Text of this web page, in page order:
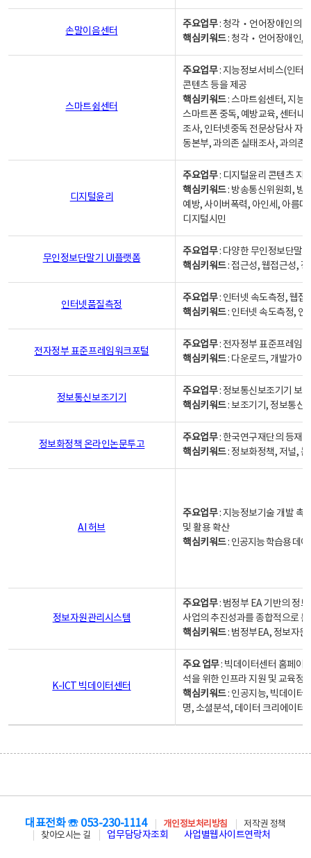
손말이음센터
주요업무: 청각‧언어장애인의
핵심키워드: 청각‧언어장애인,
스마트쉼센터
주요업무: 지능정보서비스(인터
콘텐츠 등을 제공
핵심키워드: 스마트쉼센터, 지능
스마트폰 중독, 예방교육, 센터내
조사, 인터넷중독 전문상담사 자
동본부, 과의존 실태조사, 과의존
디지털윤리
주요업무: 디지털윤리 콘텐츠 지
핵심키워드: 방송통신위원회, 방
예방, 사이버폭력, 아인세, 아름
디지털시민
무인정보단말기 UI플랫폼
주요업무: 다양한 무인정보단말
핵심키워드: 접근성, 웹접근성,
인터넷품질측정
주요업무: 인터넷 속도측정, 웹접
핵심키워드: 인터넷 속도측정, 인
전자정부 표준프레임워크포털
주요업무: 전자정부 표준프레임
핵심키워드: 다운로드, 개발가이
정보통신보조기기
주요업무: 정보통신보조기기 보
핵심키워드: 보조기기, 정보통신
정보화정책 온라인논문투고
주요업무: 한국연구재단의 등재
핵심키워드: 정보화정책, 저널,
AI 허브
주요업무: 지능정보기술 개발 촉
및 활용 확산
핵심키워드: 인공지능 학습용 데
정보자원관리시스템
주요업무: 범정부 EA 기반의 정
사업의 추진성과를 종합적으로
핵심키워드: 범정부EA, 정보자
K-ICT 빅데이터센터
주요 업무: 빅데이터센터 홈페이
석을 위한 인프라 지원 및 교육정
핵심키워드: 인공지능, 빅데이터,
명, 소셜분석, 데이터 크리에이터
대표전화 ☏ 053-230-1114 개인정보처리방침
저작권 정책
찾아오시는 길
업무담당자조회 사업별웹사이트연락처